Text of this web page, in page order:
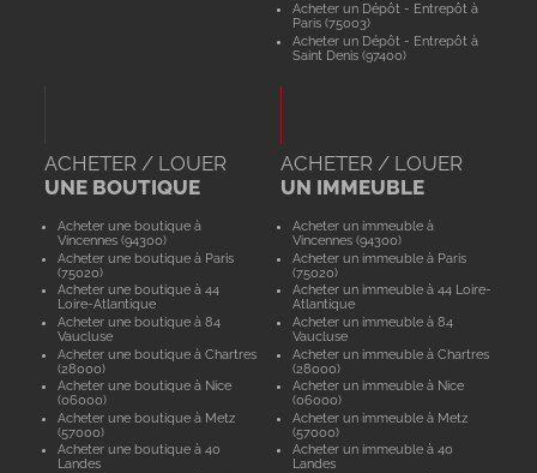
Acheter un Dépôt - Entrepôt à
Paris (75003)
Acheter un Dépôt - Entrepôt à
Saint Denis (97400)
ACHETER / LOUER
UNE BOUTIQUE
Acheter une boutique à
Vincennes (94300)
Acheter une boutique à Paris
(75020)
Acheter une boutique à 44
Loire-Atlantique
Acheter une boutique à 84
Vaucluse
Acheter une boutique à Chartres
(28000)
Acheter une boutique à Nice
(06000)
Acheter une boutique à Metz
(57000)
Acheter une boutique à 40
Landes
ACHETER / LOUER
UN IMMEUBLE
Acheter un immeuble à
Vincennes (94300)
Acheter un immeuble à Paris
(75020)
Acheter un immeuble à 44 Loire-
Atlantique
Acheter un immeuble à 84
Vaucluse
Acheter un immeuble à Chartres
(28000)
Acheter un immeuble à Nice
(06000)
Acheter un immeuble à Metz
(57000)
Acheter un immeuble à 40
Landes